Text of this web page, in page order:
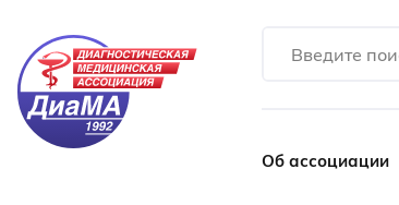
Об ассоциации